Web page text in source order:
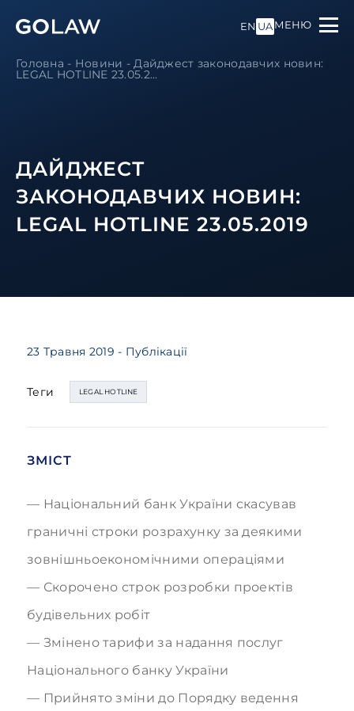
EN UAМЕНЮ
Головна - Новини -Дайджест законодавчих новин:
LEGAL HOTLINE 23.05.2...
ДАЙДЖЕСТ
ЗАКОНОДАВЧИХ НОВИН:
LEGAL HOTLINE 23.05.2019
23 Травня 2019 - Публікації
Теги LEGAL HOTLINE
ЗМІСТ
Національний банк України скасував
граничні строки розрахунку за деякими
зовнішньоекономічними операціями
Скорочено строк розробки проектів
будівельних робіт
Змінено тарифи за надання послуг
Національного банку України
Прийнято зміни до Порядку ведення